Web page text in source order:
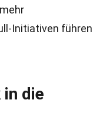
Initiativen führen
die